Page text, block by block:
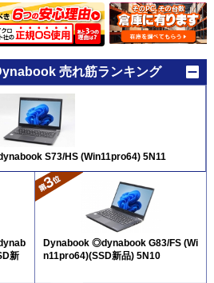
売れ筋ランキング
S73/HS (Win11pro64) 5N11
新
Dynabook ◎dynabook G83/FS (Wi
n11pro64)(SSD新品) 5N10